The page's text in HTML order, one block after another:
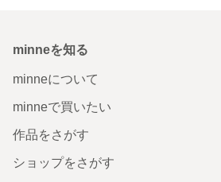
minneを知る
minneについて
minneで買いたい
作品をさがす
ショップをさがす